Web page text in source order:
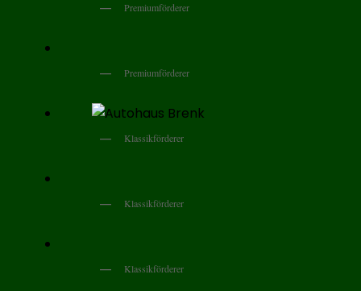
Premiumförderer
Premiumförderer
Klassikförderer
Klassikförderer
Klassikförderer